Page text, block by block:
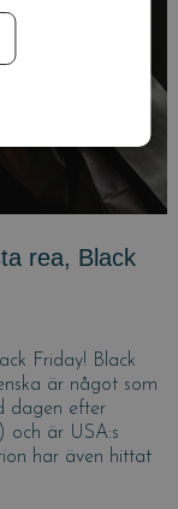
rea, Black
Friday! Black
är något som
dagen efter
och är USA:s
har även hittat